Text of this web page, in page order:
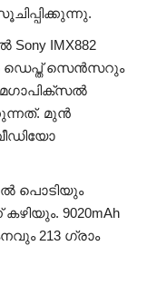
IMX882
ഡെപ്ത് സെൻസറും
മുൻ
പൊടിയും
9020mAh
213 ഗ്രാം